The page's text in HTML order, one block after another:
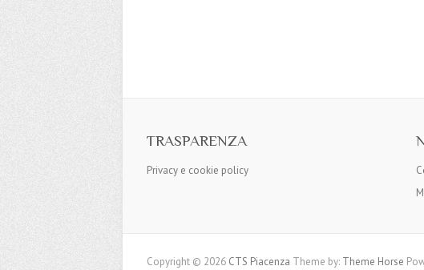
TRASPARENZA
Privacy e cookie policy
Copyright © 2026 CTS Piacenza Theme by: Theme Horse